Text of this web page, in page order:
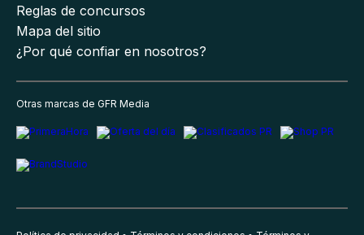
Reglas de concursos
Mapa del sitio
¿Por qué confiar en nosotros?
Otras marcas de GFR Media